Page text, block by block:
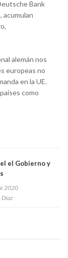
Bank
acumulan
alemán nos
europeas no
en la UE.
como
el Gobierno y
2020
Díaz